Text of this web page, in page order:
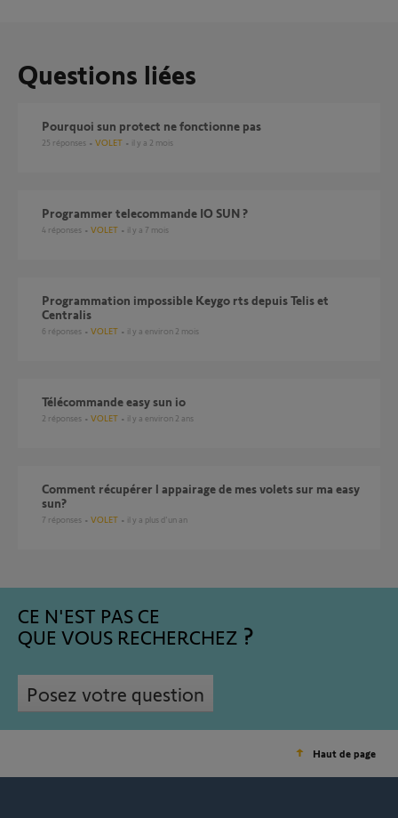
Questions liées
pourquoi sun protect ne fonctionne pas
25 réponses VOLET il y a 2 mois
programmer telecommande IO SUN ?
4 réponses VOLET il y a 7 mois
Programmation impossible Keygo rts depuis Telis et
Centralis
6 réponses VOLET il y a environ 2 mois
Télécommande easy sun io
2 réponses VOLET il y a environ 2 ans
Comment récupérer l appairage de mes volets sur ma easy
sun?
7 réponses VOLET il y a plus d'un an
CE N'EST PAS CE
QUE VOUS RECHERCHEZ
Posez votre question
Haut de page